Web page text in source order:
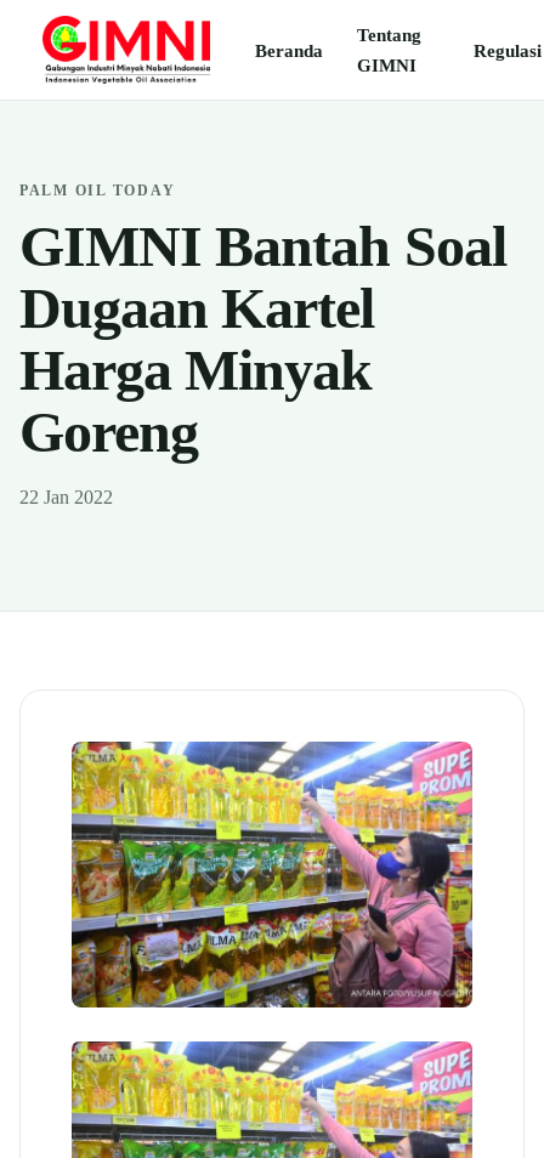
Beranda
Tentang
GIMNI
Regulasi
PALM OIL TODAY
GIMNI Bantah Soal
Dugaan Kartel
Harga Minyak
Goreng
22 Jan 2022